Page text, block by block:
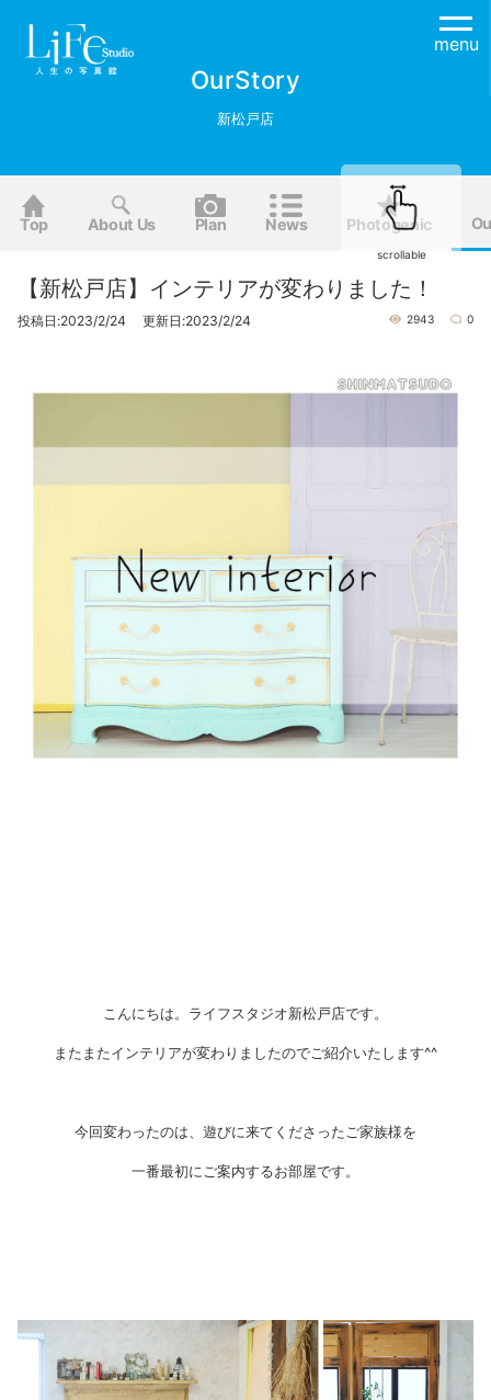
menu
OurStory
新松戸店
Top About Us Plan News Photogenic
【新松戸店】インテリアが変わりました！
投稿日:2023/2/24 更新日:2023/2/24 2943 0
こんにちは。ライフスタジオ新松戸店です。
またまたインテリアが変わりましたのでご紹介いたします^^
今回変わったのは、遊びに来てくださったご家族様を
一番最初にご案内するお部屋です。